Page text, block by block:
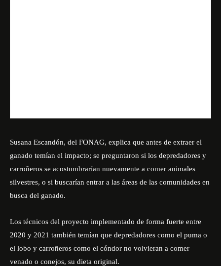
Susana Escandón, del FONAG, explica que antes de extraer el
ganado temían el impacto; se preguntaron si los depredadores y
carroñeros se acostumbrarían nuevamente a comer animales
silvestres, o si buscarían entrar a las áreas de las comunidades en
busca del ganado.
Los técnicos del proyecto implementado de forma fuerte entre
2020 y 2021 también temían que depredadores como el puma o
el lobo y carroñeros como el cóndor no volvieran a comer
venado o conejos, su dieta original.